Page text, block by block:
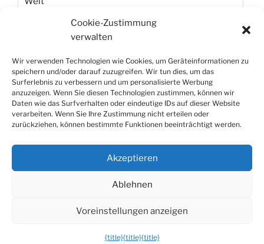
Cookie-Zustimmung
verwalten
Wir verwenden Technologien wie Cookies, um Geräteinformationen zu
speichern und/oder darauf zuzugreifen. Wir tun dies, um das
Surferlebnis zu verbessern und um personalisierte Werbung
anzuzeigen. Wenn Sie diesen Technologien zustimmen, können wir
Daten wie das Surfverhalten oder eindeutige IDs auf dieser Website
verarbeiten. Wenn Sie Ihre Zustimmung nicht erteilen oder
zurückziehen, können bestimmte Funktionen beeinträchtigt werden.
Akzeptieren
Ablehnen
Voreinstellungen anzeigen
{title}{title}{title}